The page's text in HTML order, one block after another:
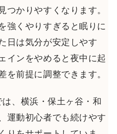
つかりやすくなります。
強くやりすぎると眠りに
日は気分が安定しやす
インをやめると夜中に起
を前提に調整できます。
、横浜・保土ヶ谷・和
運動初心者でも続けやす